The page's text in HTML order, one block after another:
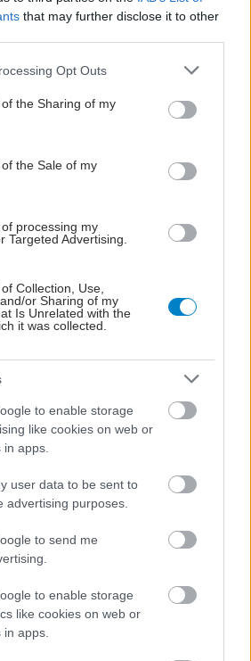
that may further disclose it to other
app uses one or more Google
or usage behaviour. You may click to
to Google and its third-party tags to
specified purposes in below Google
Opt Outs
the Sharing of my
the Sale of my
processing my
Targeted Advertising.
Collection, Use,
or Sharing of my
Is Unrelated with the
it was collected.
to enable storage
like cookies on web or
apps.
user data to be sent to
advertising purposes.
to send me
to enable storage
like cookies on web or
apps.
Loading...